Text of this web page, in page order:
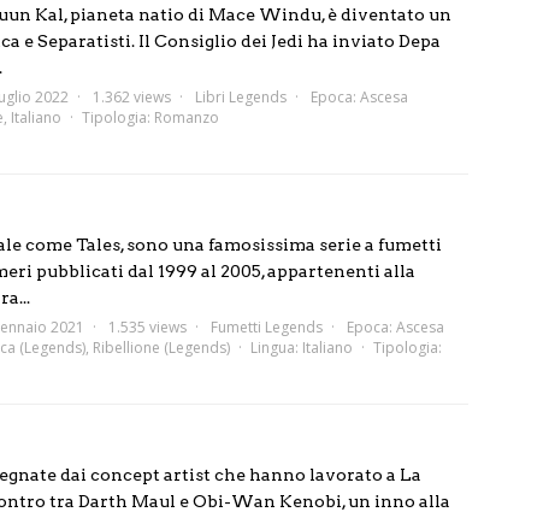
Kal, pianeta natio di Mace Windu, è diventato un
e Separatisti. Il Consiglio dei Jedi ha inviato Depa
2022 1.362 views Libri Legends Epoca: Ascesa
, Italiano Tipologia: Romanzo
come Tales, sono una famosissima serie a fumetti
pubblicati dal 1999 al 2005, appartenenti alla
2021 1.535 views Fumetti Legends Epoca: Ascesa
(Legends), Ribellione (Legends) Lingua: Italiano
Tipologia:
dai concept artist che hanno lavorato a La
tra Darth Maul e Obi-Wan Kenobi, un inno alla